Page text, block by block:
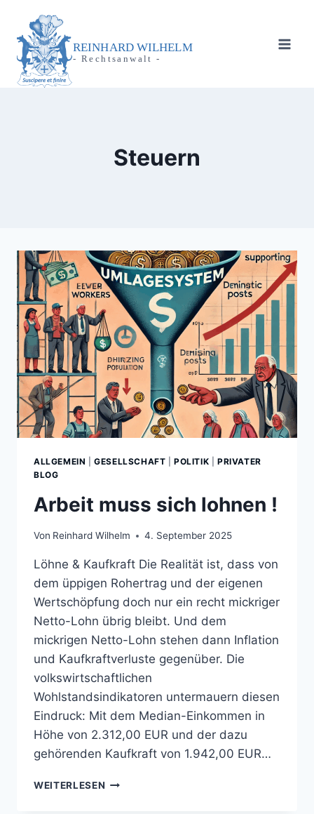
Inhalt
springen
REINHARD WILHELM
- Rechtsanwalt -
Steuern
ALLGEMEIN |GESELLSCHAFT |POLITIK |PRIVATER
BLOG
Arbeit muss sich lohnen !
Von Reinhard Wilhelm 4. September 2025
Löhne & Kaufkraft Die Realität ist, dass von
dem üppigen Rohertrag und der eigenen
Wertschöpfung doch nur ein recht mickriger
Netto-Lohn übrig bleibt. Und dem
mickrigen Netto-Lohn stehen dann Inflation
und Kaufkraftverluste gegenüber. Die
volkswirtschaftlichen
Wohlstandsindikatoren untermauern diesen
Eindruck: Mit dem Median-Einkommen in
Höhe von 2.312,00 EUR und der dazu
gehörenden Kaufkraft von 1.942,00 EUR…
WEITERLESEN ARBEIT